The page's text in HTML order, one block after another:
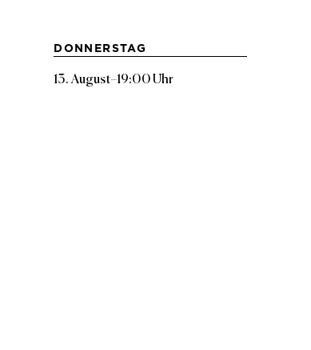
DONNERSTAG
13. August–19:00 Uhr